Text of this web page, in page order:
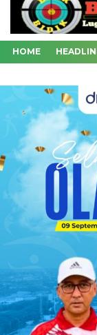
HOME